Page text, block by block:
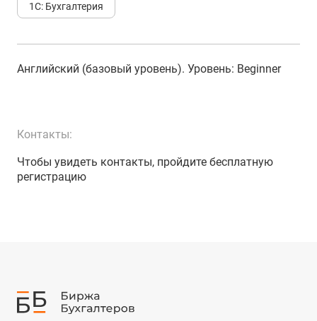
1С: Бухгалтерия
Английский (базовый уровень). Уровень: Beginner
Контакты:
Чтобы увидеть контакты, пройдите бесплатную
регистрацию